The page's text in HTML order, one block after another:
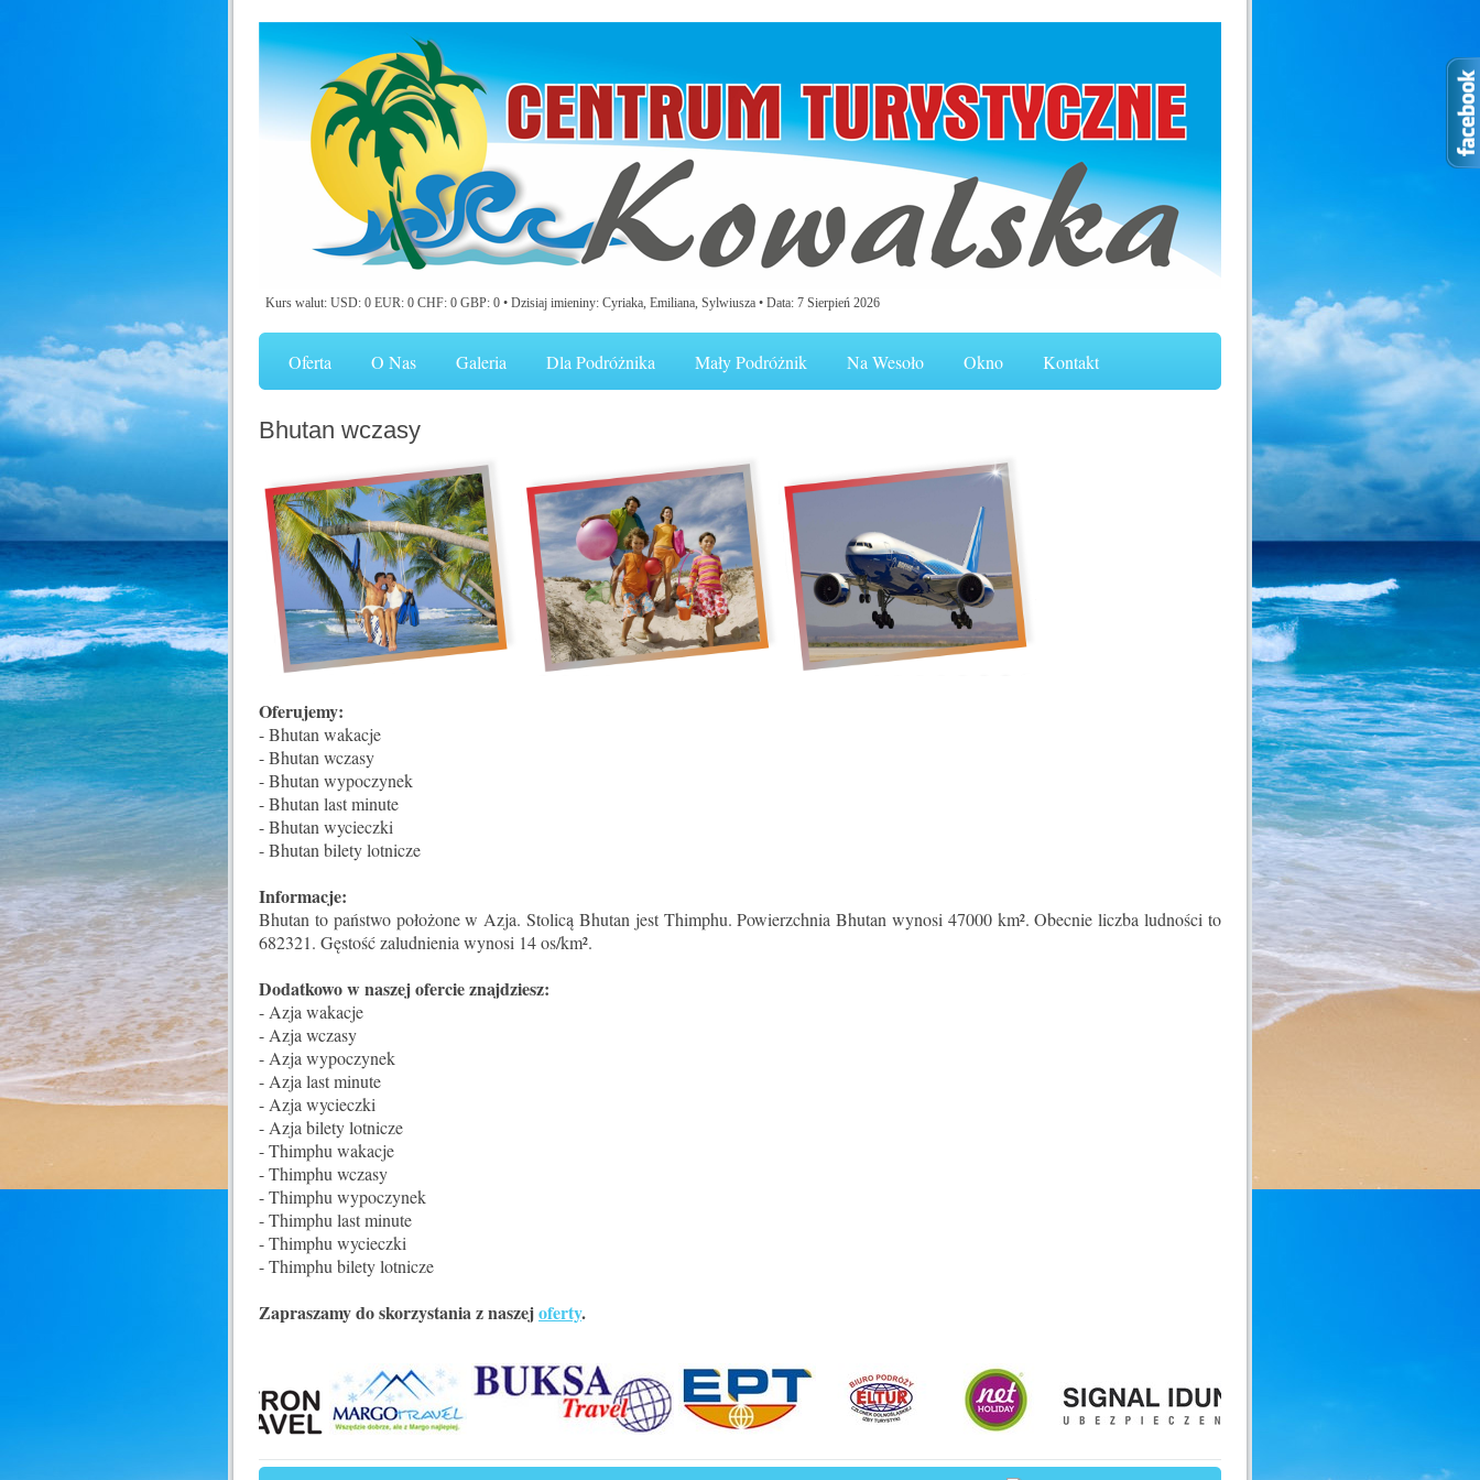
Kurs walut: USD: 0 EUR: 0 CHF: 0 GBP: 0 • Dzisiaj imieniny: Cyriaka, Emiliana, Sylwiusza • Data: 7 Sierpień 2026
Oferta O Nas Galeria Dla Podróżnika Mały Podróżnik Na Wesoło Okno Kontakt
Bhutan wczasy
Oferujemy:
- Bhutan wakacje
- Bhutan wczasy
- Bhutan wypoczynek
- Bhutan last minute
- Bhutan wycieczki
- Bhutan bilety lotnicze
Informacje:
Bhutan to państwo położone w Azja. Stolicą Bhutan jest Thimphu. Powierzchnia Bhutan wynosi 47000 km². Obecnie liczba ludności to
682321. Gęstość zaludnienia wynosi 14 os/km².
Dodatkowo w naszej ofercie znajdziesz:
- Azja wakacje
- Azja wczasy
- Azja wypoczynek
- Azja last minute
- Azja wycieczki
- Azja bilety lotnicze
- Thimphu wakacje
- Thimphu wczasy
- Thimphu wypoczynek
- Thimphu last minute
- Thimphu wycieczki
- Thimphu bilety lotnicze
Zapraszamy do skorzystania z naszejoferty.